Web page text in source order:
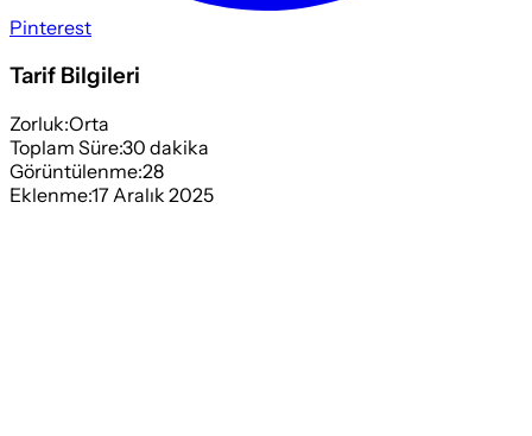
Pinterest
Tarif Bilgileri
Zorluk:Orta
Toplam Süre:30 dakika
Görüntülenme:28
Eklenme:17 Aralık 2025